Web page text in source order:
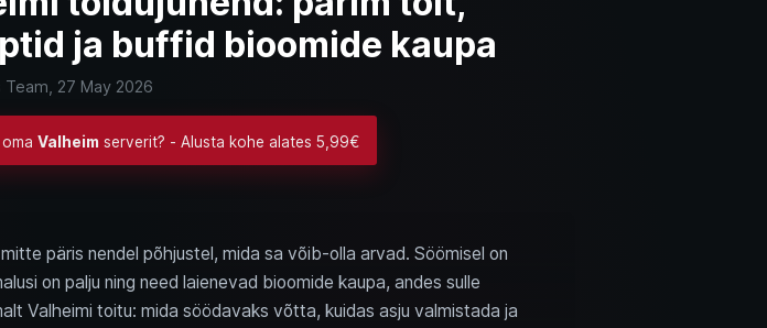
ja buffid bioomide kaupa
27 May 2026
Valheim serverit? - Alusta kohe alates 5,99€
päris nendel põhjustel, mida sa võib-olla arvad. Söömisel on
on palju ning need laienevad bioomide kaupa, andes sulle
Valheimi toitu: mida söödavaks võtta, kuidas asju valmistada ja